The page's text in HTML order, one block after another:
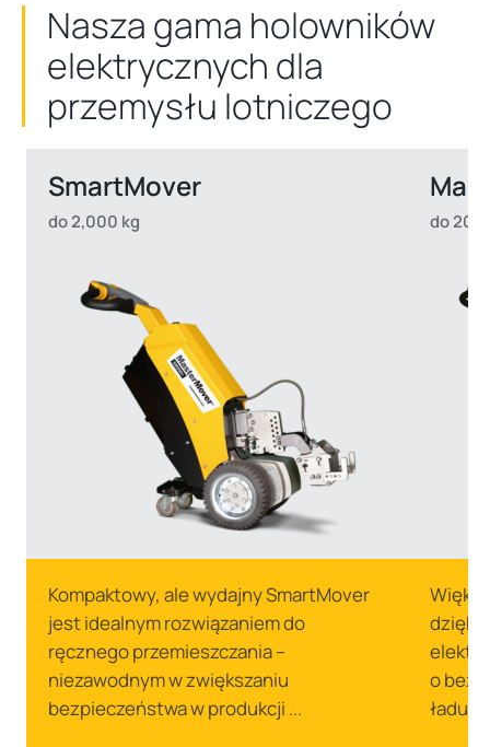
Nasza gama holowników
elektrycznych dla
przemysłu lotniczego
SmartMover
do 2,000 kg
Kompaktowy, ale wydajny SmartMover
jest idealnym rozwiązaniem do
ręcznego przemieszczania –
niezawodnym w zwiększaniu
bezpieczeństwa w produkcji ...
do
dzięki
o